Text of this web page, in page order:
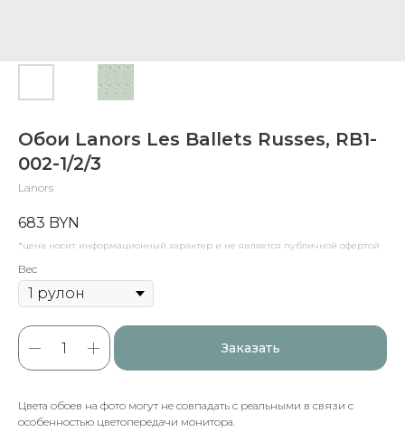
Обои Lanors Les Ballets Russes, RB1-
002-1/2/3
Lanors
683 BYN
*цена носит информационный характер и не является публичной офертой
Вес
Заказать
Цвета обоев на фото могут не совпадать с реальными в связи с
особенностью цветопередачи монитора.